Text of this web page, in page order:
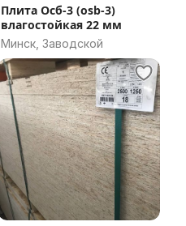
Плита Осб-3 (osb-3)
влагостойкая 22 мм
Минск, Заводской